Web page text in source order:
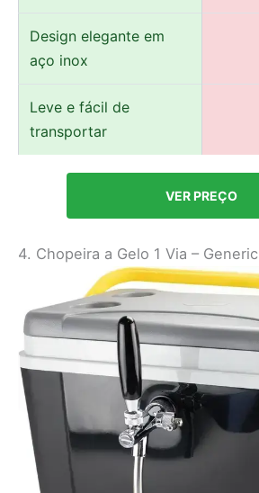
Design elegante em
aço inox
Leve e fácil de
transportar
VER PREÇO
4. Chopeira a Gelo 1 Via – Generic